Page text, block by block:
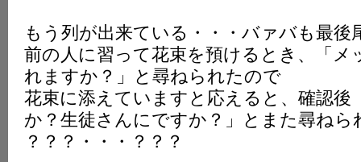
もう列が出来ている・・・バァバも最後
前の人に習って花束を預けるとき、「メ
れますか？」と尋ねられたので
花束に添えていますと応えると、確認
か？生徒さんにですか？」とまた尋ねら
？？？・・・？？？